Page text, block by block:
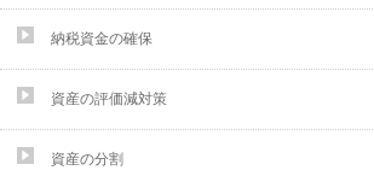
納税資金の確保
資産の評価減対策
資産の分割